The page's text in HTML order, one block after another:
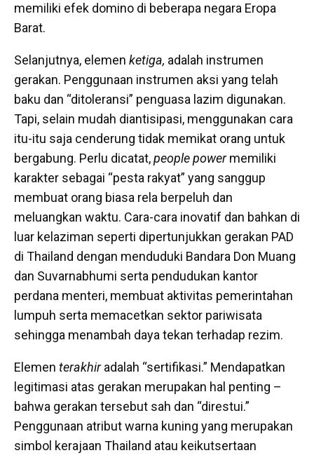
memiliki efek domino di beberapa negara Eropa
Barat.
Selanjutnya, elemen ketiga, adalah instrumen
gerakan. Penggunaan instrumen aksi yang telah
baku dan “ditoleransi” penguasa lazim digunakan.
Tapi, selain mudah diantisipasi, menggunakan cara
itu-itu saja cenderung tidak memikat orang untuk
bergabung. Perlu dicatat,people powermemiliki
karakter sebagai “pesta rakyat” yang sanggup
membuat orang biasa rela berpeluh dan
meluangkan waktu. Cara-cara inovatif dan bahkan di
luar kelaziman seperti dipertunjukkan gerakan PAD
di Thailand dengan menduduki Bandara Don Muang
dan Suvarnabhumi serta pendudukan kantor
perdana menteri, membuat aktivitas pemerintahan
lumpuh serta memacetkan sektor pariwisata
sehingga menambah daya tekan terhadap rezim.
Elemen terakhiradalah “sertifikasi.” Mendapatkan
legitimasi atas gerakan merupakan hal penting –
bahwa gerakan tersebut sah dan “direstui.”
Penggunaan atribut warna kuning yang merupakan
simbol kerajaan Thailand atau keikutsertaan